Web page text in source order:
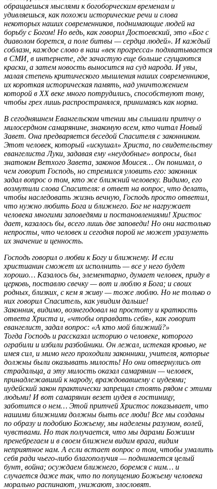
обращаешься мыслями к богоборческим временам и
удивляешься, как похожи исторические речи и слова
некоторых наших современников, поднимающие людей на
борьбу с Богом! Но ведь, как говорил Достоевский, это «Бог с
диаволом борется, а поле битвы — сердца людей». И каждый
соблазн, каждое слово в наш «век прогресса» подхватывается
в СМИ, в интернете, где зачастую еще больше сгущаются
краски, а затем новость выносится на суд народа. И увы,
малая степень критического мышления наших современников,
их короткая историческая память, над уничтожением
которой в ХХ веке много потрудились, способствуют тому,
чтобы грех лишь распространялся, принимаясь как норма.
В сегодняшнем Евангельском чтении мы слышали притчу о
милосердном самарянине, знакомую всем, кто читал Новый
Завет. Она предваряется беседой Спасителя с законником.
Этот человек, который «искушал» Христа, по свидетельству
евангелиста Луки, задавая ему «неудобные» вопросы, был
знатоком Ветхого Завета, законов Моисея… Он понимал, о
чем говорит Господь, но стремился уловить его: законник
задал вопрос о том, кто же ближний человеку. Видимо, его
возмутили слова Спасителя: в ответ на вопрос, что делать,
чтобы наследовать жизнь вечную, Господь просто ответил,
что нужно любить Бога и ближнего. Бог не нагружает
человека многими заповедями и постановлениями! Христос
дает, казалось бы, всего лишь две заповеди! Но они настолько
непросты, что человек и сегодня порой не может уразуметь
их значение и ценность.
Господь говорил о любви к Богу и ближнему. И если
христианин сможет их исполнить — все у него будет
хорошо… Казалось бы, элементарно, думает человек, приду в
церковь, поставлю свечку — вот и люблю я Бога; и своих
родных, близких, с кем я живу — тоже люблю. Но не только о
них говорил Спаситель, как увидим дальше!
Законник, видимо, вознегодовал на простоту и краткость
ответа Христа и, «чтобы оправдать себя», как говорит
евангелист, задал вопрос: «А кто мой ближний?»
Тогда Господь и рассказал историю о человеке, которого
ограбили и избили разбойники. Он лежал, истекая кровью, не
имея сил, и мимо него проходили законники, учителя, которые
должны были оказывать милость! Но они отвернулись от
страдальца, а эту милость оказал самарянин — человек,
принадлежавший к народу, враждовавшему с иудеями;
иудейский закон практически запрещал стоять рядом с этими
людьми! И вот самарянин везет иудея в гостиницу,
заботится о нем… Этой притчей Христос показывает, что
нашими ближними должны быть все люди! Все мы созданы
по образу и подобию Божьему, мы наделены разумом, волей,
чувствами. Но так получается, что мы дарами Божиим
пренебрегаем и в своем ближнем видим врага, видим
неприятное нам. А если встает вопрос о том, чтобы умалить
себя ради чьего-либо благополучия — поднимается целый
бунт, война; осуждаем ближнего, боремся с ним… и
случается даже так, что по попущению Божьему человека
морально распинают, унижают, злословят.